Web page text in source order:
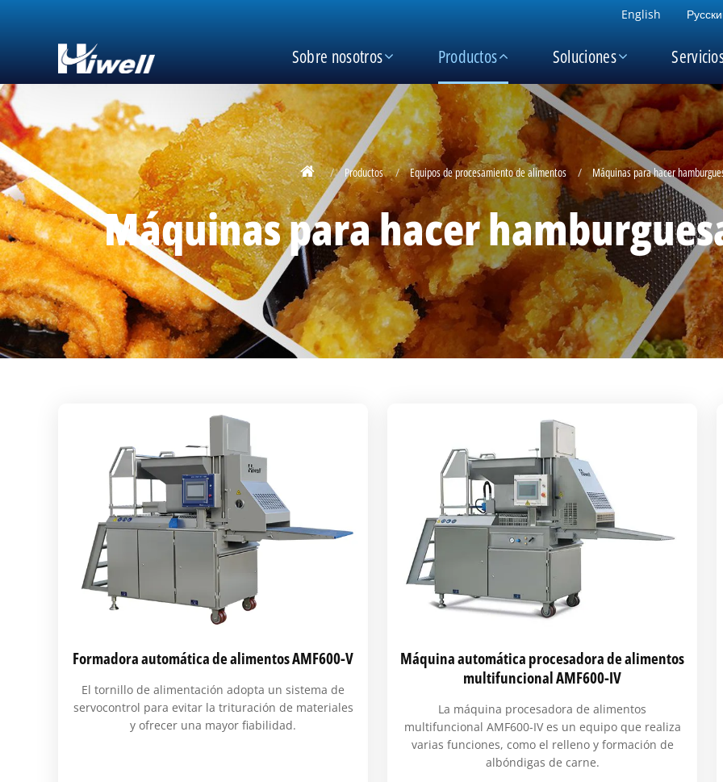
English
Sobre nosotros Productos Soluciones
Productos Equipos de procesamiento de alimentos Máquinas para hacer
Máquinas para hacer
Formadora automática de alimentos AMF600-V
El tornillo de alimentación adopta un sistema de
servocontrol para evitar la trituración de materiales
y ofrecer una mayor fiabilidad.
Máquina automática procesadora de alimentos
multifuncional AMF600-IV
La máquina procesadora de alimentos
multifuncional AMF600-IV es un equipo que realiza
varias funciones, como el relleno y formación de
albóndigas de carne.